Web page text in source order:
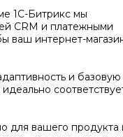
1С-Битрикс мы
CRM и платежными
ваш интернет-
и базовую
для вашего продукта